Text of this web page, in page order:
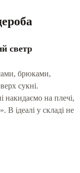
светр
брюками,
сукні.
накидаємо на плечі,
В ідеалі у складі не